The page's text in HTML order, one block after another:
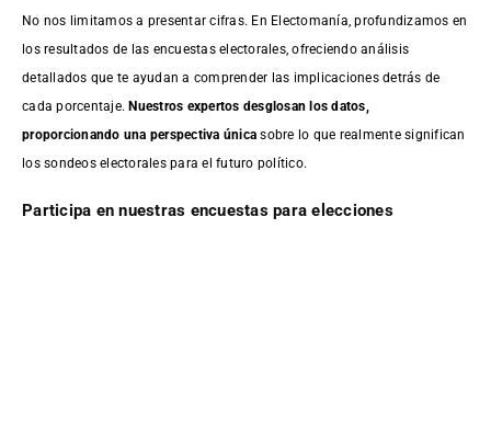
No nos limitamos a presentar cifras. En Electomanía, profundizamos en
los resultados de las encuestas electorales, ofreciendo análisis
detallados que te ayudan a comprender las implicaciones detrás de
cada porcentaje.Nuestros expertos desglosan los datos,
proporcionando una perspectiva única sobre lo que realmente significan
los sondeos electorales para el futuro político.
Participa en nuestras encuestas para elecciones